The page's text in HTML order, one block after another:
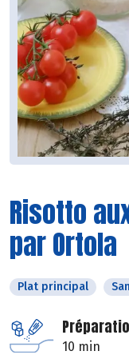
Risotto
par Ortola
Plat principal
10 min